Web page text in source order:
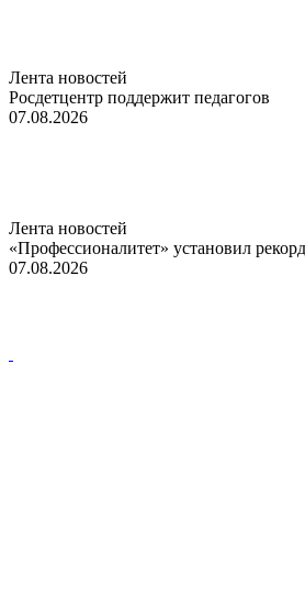
Лента новостей
Росдетцентр поддержит педагогов
07.08.2026
Лента новостей
«Профессионалитет» установил рекорд
07.08.2026